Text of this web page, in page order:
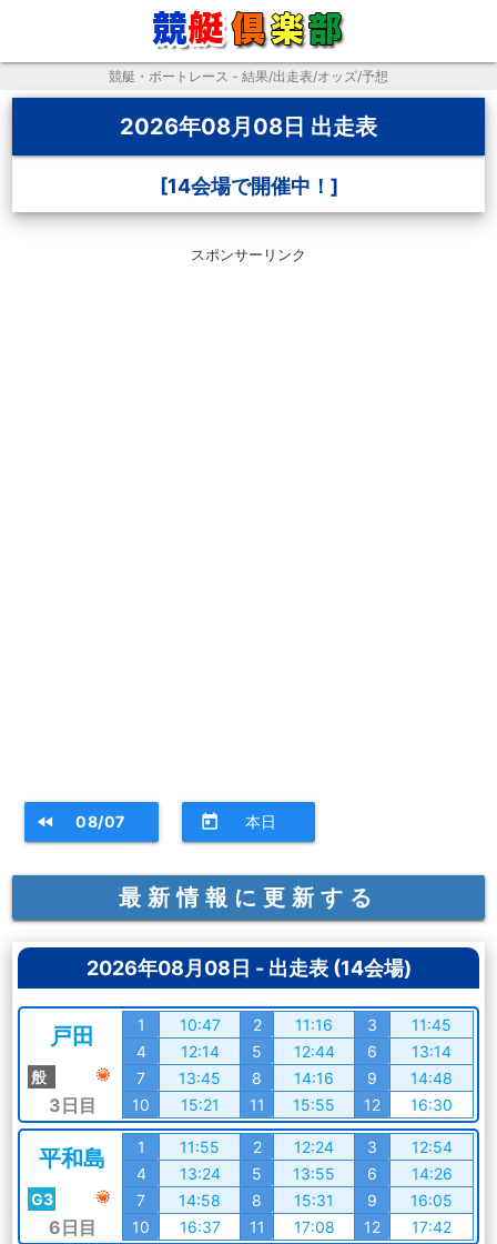
競艇・ボートレース - 結果/出走表/オッズ/予想
2026年08月08日 出走表
[14会場で開催中！]
スポンサーリンク
fast_rewind 08/07 today 本日
最新情報に更新する
2026年08月08日 - 出走表 (14会場)
戸田 1 10:47 2 11:16 3
11:45
4
12:14 5 12:44 6
13:14
7
13:45 8 14:16 9
14:48
10
15:21 11 15:55 12 16:30
般
3日目
平和島 1 11:55 2 12:24 3
12:54
4
13:24 5 13:55 6
14:26
7
14:58 8 15:31 9
16:05
10
16:37 11 17:08 12 17:42
G3
6日目